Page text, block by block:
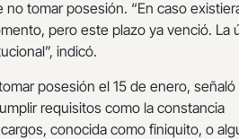
tomar posesión. “En caso
pero este plazo ya venció. La
indicó.
posesión el 15 de enero, señaló
requisitos como la constancia
conocida como finiquito, o